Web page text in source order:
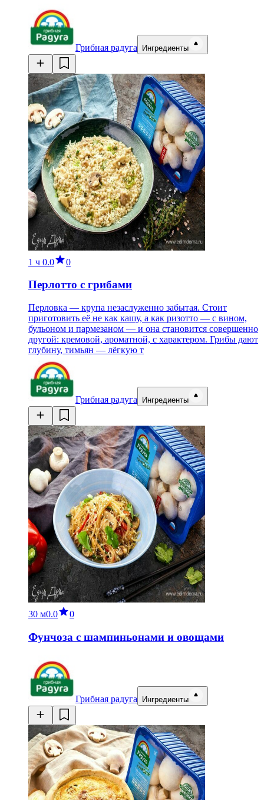
Грибная радуга Ингредиенты
1 ч 0.0 0
Перлотто с грибами
Перловка — крупа незаслуженно забытая. Стоит
приготовить её не как кашу, а как ризотто — с вином,
бульоном и пармезаном — и она становится совершенно
другой: кремовой, ароматной, с характером. Грибы дают
глубину, тимьян — лёгкую т
Грибная радуга Ингредиенты
30 м0.0 0
Фунчоза с шампиньонами и овощами
Грибная радуга Ингредиенты